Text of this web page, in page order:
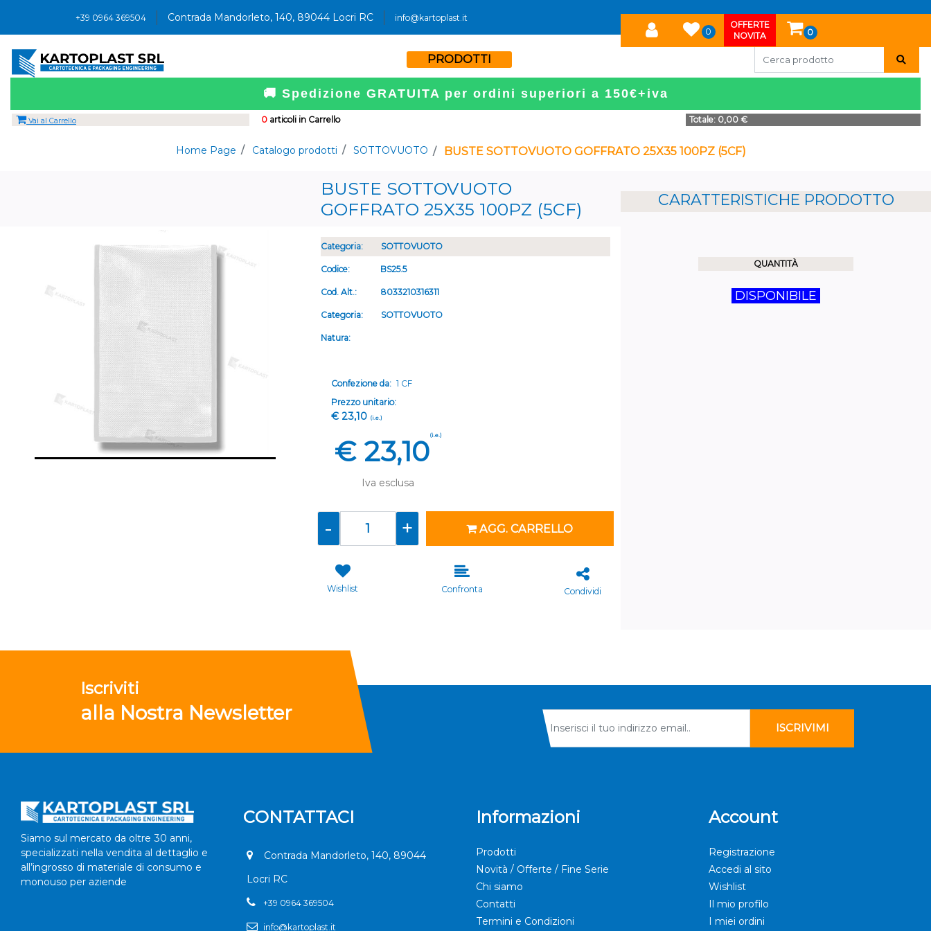
+39 0964 369504 Contrada Mandorleto, 140, 89044 Locri RC
info@kartoplast.it
0
OFFERTE
NOVITA
0
PRODOTTI
🚚 Spedizione GRATUITA per ordini superiori a 150€+iva
0articoli in Carrello Totale: 0,00 €
Vai al Carrello
Home Page Catalogo prodotti SOTTOVUOTO BUSTE SOTTOVUOTO GOFFRATO 25X35 100PZ (5CF)
BUSTE SOTTOVUOTO
GOFFRATO 25X35 100PZ (5CF)
Categoria: SOTTOVUOTO
Codice: BS25.5
Cod. Alt.: 8033210316311
Categoria: SOTTOVUOTO
Natura:
Confezione da: 1 CF
Prezzo unitario:
€ 23,10 (i.e.)
€ 23,10(i.e.)
Iva esclusa
AGG. CARRELLO
Wishlist Confronta Condividi
CARATTERISTICHE PRODOTTO
QUANTITÀ
DISPONIBILE
Iscriviti
alla Nostra Newsletter
Siamo sul mercato da oltre 30 anni,
specializzati nella vendita al dettaglio e
all’ingrosso di materiale di consumo e
monouso per aziende
CONTATTACI
Contrada Mandorleto, 140, 89044
Locri RC
+39 0964 369504
info@kartoplast.it
Informazioni
Prodotti
Novità / Offerte / Fine Serie
Chi siamo
Contatti
Termini e Condizioni
Account
Registrazione
Accedi al sito
Wishlist
Il mio profilo
I miei ordini